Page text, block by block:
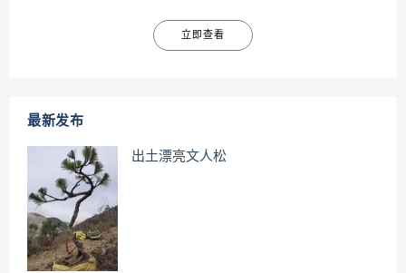
立即查看
最新发布
出土漂亮文人松